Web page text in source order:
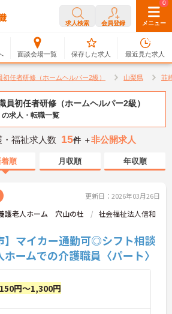
求人検索 会員登録 メニュー
面談会場一覧
0
保存した求人
0
最近見た求人
初任者研修（ホームヘルパー2級） 山梨県 韮
員初任者研修（ホームヘルパー2級）
の求人・転職一覧
福祉求人数 15件 ＋非公開求人
順 月収順 年収順
更新日：2026年03月26日
護老人ホーム 穴山の杜
社会福祉法人信和
】マイカー通勤可◎シフト相談
ームでの介護職員〈パート〉
円～1,300円